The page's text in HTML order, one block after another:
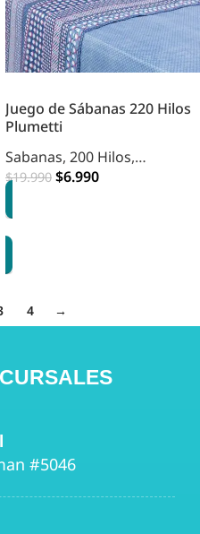
Juego de Sábanas 220 Hilos
Plumetti
Sabanas, 200 Hilos,
Dormitorio
$19.990 $6.990
4 →
#5046